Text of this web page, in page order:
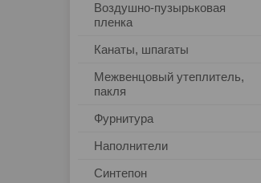
Воздушно-пузырьковая
пленка
Канаты, шпагаты
Межвенцовый утеплитель,
пакля
Фурнитура
Наполнители
Синтепон